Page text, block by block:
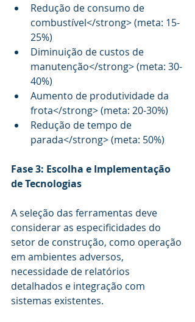
Redução de consumo de
combustível</strong> (meta: 15-
25%)
Diminuição de custos de
manutenção</strong> (meta: 30-
40%)
Aumento de produtividade da
frota</strong> (meta: 20-30%)
Redução de tempo de
parada</strong> (meta: 50%)
Fase 3: Escolha e Implementação
de Tecnologias
A seleção das ferramentas deve
considerar as especificidades do
setor de construção, como operação
em ambientes adversos,
necessidade de relatórios
detalhados e integração com
sistemas existentes.